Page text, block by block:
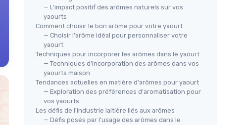
— L'impact positif des arômes naturels sur vos
yaourts
Comment choisir le bon arôme pour votre yaourt
— Choisir l'arôme idéal pour personnaliser votre
yaourt
Techniques pour incorporer les arômes dans le yaourt
— Techniques d'incorporation des arômes dans vos
yaourts maison
Tendances actuelles en matière d'arômes pour yaourt
— Exploration des préférences d'aromatisation pour
vos yaourts
Les défis de l'industrie laitière liés aux arômes
— Défis posés par l'usage des arômes dans le